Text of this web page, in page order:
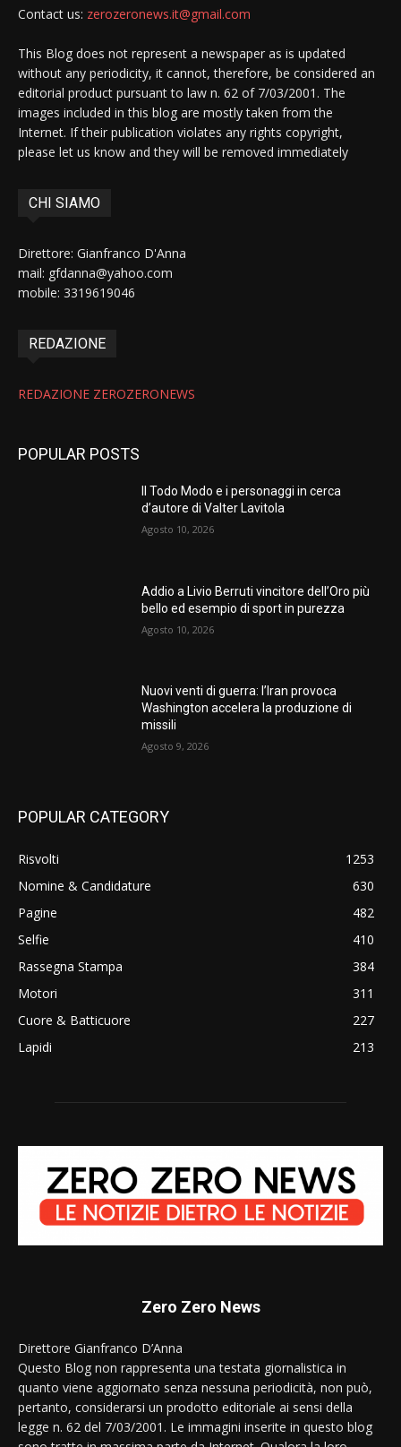
Contact us: zerozeronews.it@gmail.com
This Blog does not represent a newspaper as is updated
without any periodicity, it cannot, therefore, be considered an
editorial product pursuant to law n. 62 of 7/03/2001. The
images included in this blog are mostly taken from the
Internet. If their publication violates any rights copyright,
please let us know and they will be removed immediately
CHI SIAMO
Direttore: Gianfranco D'Anna
mail: gfdanna@yahoo.com
mobile: 3319619046
REDAZIONE
REDAZIONE ZEROZERONEWS
POPULAR POSTS
Il Todo Modo e i personaggi in cerca
d’autore di Valter Lavitola
Agosto 10, 2026
Addio a Livio Berruti vincitore dell’Oro più
bello ed esempio di sport in purezza
Agosto 10, 2026
Nuovi venti di guerra: l’Iran provoca
Washington accelera la produzione di
missili
Agosto 9, 2026
POPULAR CATEGORY
Risvolti
1253
Nomine & Candidature
630
Pagine
482
Selfie
410
Rassegna Stampa
384
Motori
311
Cuore & Batticuore
227
Lapidi
213
Zero Zero News
Direttore Gianfranco D’Anna
Questo Blog non rappresenta una testata giornalistica in
quanto viene aggiornato senza nessuna periodicità, non può,
pertanto, considerarsi un prodotto editoriale ai sensi della
legge n. 62 del 7/03/2001. Le immagini inserite in questo blog